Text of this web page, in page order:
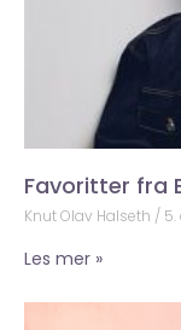
Favoritter fra
Knut Olav Halseth
Les mer »